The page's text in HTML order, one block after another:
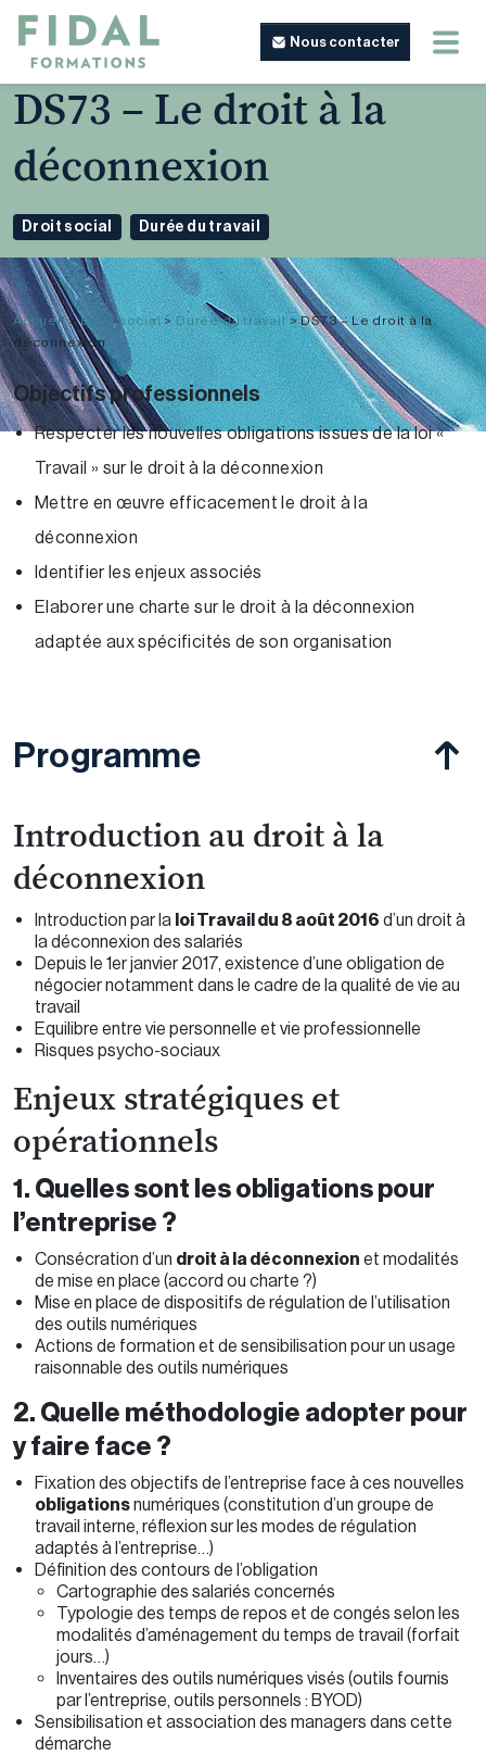
Nous contacter
DS73 – Le droit à la
déconnexion
Droit social Durée du travail
Accueil>Droit social >Durée du travail>DS73 – Le droit à la
déconnexion
Objectifs professionnels
Respecter les nouvelles obligations issues de la loi «
Travail » sur le droit à la déconnexion
Mettre en œuvre efficacement le droit à la
déconnexion
Identifier les enjeux associés
Elaborer une charte sur le droit à la déconnexion
adaptée aux spécificités de son organisation
Programme
Introduction au droit à la
déconnexion
Introduction par la loi Travail du 8 août 2016 d’un droit à
la déconnexion des salariés
Depuis le 1er janvier 2017, existence d’une obligation de
négocier notamment dans le cadre de la qualité de vie au
travail
Equilibre entre vie personnelle et vie professionnelle
Risques psycho-sociaux
Enjeux stratégiques et
opérationnels
1. Quelles sont les obligations pour
l’entreprise ?
Consécration d’un droit à la déconnexion et modalités
de mise en place (accord ou charte ?)
Mise en place de dispositifs de régulation de l’utilisation
des outils numériques
Actions de formation et de sensibilisation pour un usage
raisonnable des outils numériques
2. Quelle méthodologie adopter pour
y faire face ?
Fixation des objectifs de l’entreprise face à ces nouvelles
obligationsnumériques (constitution d’un groupe de
travail interne, réflexion sur les modes de régulation
adaptés à l’entreprise…)
Définition des contours de l’obligation
Cartographie des salariés concernés
Typologie des temps de repos et de congés selon les
modalités d’aménagement du temps de travail (forfait
jours…)
Inventaires des outils numériques visés (outils fournis
par l’entreprise, outils personnels : BYOD)
Sensibilisation et association des managers dans cette
démarche